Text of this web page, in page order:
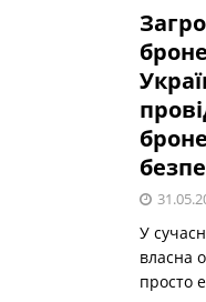
У
власна
просто